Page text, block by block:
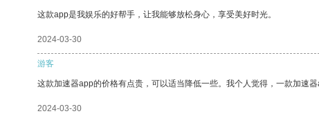
这款app是我娱乐的好帮手，让我能够放松身心，享受美好时光。
2024-03-30
游客
这款加速器app的价格有点贵，可以适当降低一些。我个人觉得，一款加速
2024-03-30